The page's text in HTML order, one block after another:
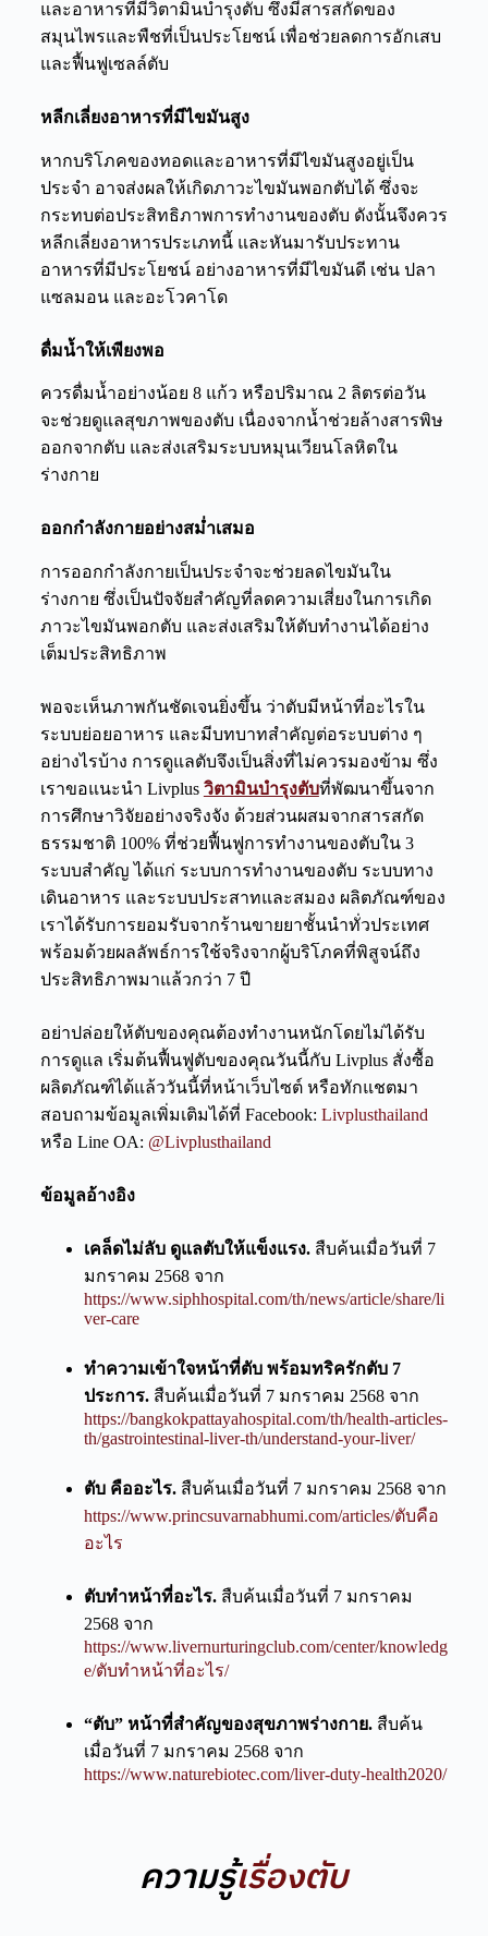
และอาหารที่มีวิตามินบำรุงตับ ซึ่งมีสารสกัดของ
สมุนไพรและพืชที่เป็นประโยชน์ เพื่อช่วยลดการอักเสบ
และฟื้นฟูเซลล์ตับ
หลีกเลี่ยงอาหารที่มีไขมันสูง
หากบริโภคของทอดและอาหารที่มีไขมันสูงอยู่เป็น
ประจำ อาจส่งผลให้เกิดภาวะไขมันพอกตับได้ ซึ่งจะ
กระทบต่อประสิทธิภาพการทำงานของตับ ดังนั้นจึงควร
หลีกเลี่ยงอาหารประเภทนี้ และหันมารับประทาน
อาหารที่มีประโยชน์ อย่างอาหารที่มีไขมันดี เช่น ปลา
แซลมอน และอะโวคาโด
ดื่มน้ำให้เพียงพอ
ควรดื่มน้ำอย่างน้อย 8 แก้ว หรือปริมาณ 2 ลิตรต่อวัน
จะช่วยดูแลสุขภาพของตับ เนื่องจากน้ำช่วยล้างสารพิษ
ออกจากตับ และส่งเสริมระบบหมุนเวียนโลหิตใน
ร่างกาย
ออกกำลังกายอย่างสม่ำเสมอ
การออกกำลังกายเป็นประจำจะช่วยลดไขมันใน
ร่างกาย ซึ่งเป็นปัจจัยสำคัญที่ลดความเสี่ยงในการเกิด
ภาวะไขมันพอกตับ และส่งเสริมให้ตับทำงานได้อย่าง
เต็มประสิทธิภาพ
พอจะเห็นภาพกันชัดเจนยิ่งขึ้น ว่าตับมีหน้าที่อะไรใน
ระบบย่อยอาหาร และมีบทบาทสำคัญต่อระบบต่าง ๆ
อย่างไรบ้าง การดูแลตับจึงเป็นสิ่งที่ไม่ควรมองข้าม ซึ่ง
เราขอแนะนำ Livplus วิตามินบำรุงตับที่พัฒนาขึ้นจาก
การศึกษาวิจัยอย่างจริงจัง ด้วยส่วนผสมจากสารสกัด
ธรรมชาติ 100% ที่ช่วยฟื้นฟูการทำงานของตับใน 3
ระบบสำคัญ ได้แก่ ระบบการทำงานของตับ ระบบทาง
เดินอาหาร และระบบประสาทและสมอง ผลิตภัณฑ์ของ
เราได้รับการยอมรับจากร้านขายยาชั้นนำทั่วประเทศ
พร้อมด้วยผลลัพธ์การใช้จริงจากผู้บริโภคที่พิสูจน์ถึง
ประสิทธิภาพมาแล้วกว่า 7 ปี
อย่าปล่อยให้ตับของคุณต้องทำงานหนักโดยไม่ได้รับ
การดูแล เริ่มต้นฟื้นฟูตับของคุณวันนี้กับ Livplus สั่งซื้อ
ผลิตภัณฑ์ได้แล้ววันนี้ที่หน้าเว็บไซต์ หรือทักแชตมา
สอบถามข้อมูลเพิ่มเติมได้ที่ Facebook: Livplusthailand
หรือ Line OA: @Livplusthailand
ข้อมูลอ้างอิง
เคล็ดไม่ลับ ดูแลตับให้แข็งแรง.สืบค้นเมื่อวันที่ 7
มกราคม 2568 จาก
https://www.siphhospital.com/th/news/article/share/li
ver-care
ทำความเข้าใจหน้าที่ตับ พร้อมทริครักตับ 7
ประการ.สืบค้นเมื่อวันที่ 7 มกราคม 2568 จาก
https://bangkokpattayahospital.com/th/health-articles-
th/gastrointestinal-liver-th/understand-your-liver/
ตับ คืออะไร.สืบค้นเมื่อวันที่ 7 มกราคม 2568 จาก
https://www.princsuvarnabhumi.com/articles/ตับคือ
อะไร
ตับทำหน้าที่อะไร.สืบค้นเมื่อวันที่ 7 มกราคม
2568 จาก
https://www.livernurturingclub.com/center/knowledg
e/ตับทำหน้าที่อะไร/
“ตับ” หน้าที่สำคัญของสุขภาพร่างกาย.สืบค้น
เมื่อวันที่ 7 มกราคม 2568 จาก
https://www.naturebiotec.com/liver-duty-health2020/
ความรู้เรื่องตับ